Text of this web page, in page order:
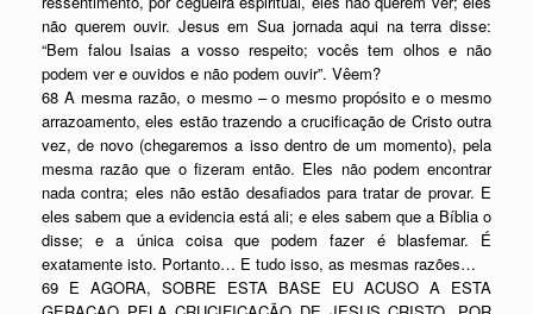
não querem ouvir. Jesus em Sua jornada aqui na terra disse:
“Bem falou Isaias a vosso respeito; vocês tem olhos e não
podem ver e ouvidos e não podem ouvir”. Vêem?
68 A mesma razão, o mesmo – o mesmo propósito e o mesmo
arrazoamento, eles estão trazendo a crucificação de Cristo outra
vez, de novo (chegaremos a isso dentro de um momento), pela
mesma razão que o fizeram então. Eles não podem encontrar
nada contra; eles não estão desafiados para tratar de provar. E
eles sabem que a evidencia está ali; e eles sabem que a Bíblia o
disse; e a única coisa que podem fazer é blasfemar. É
exatamente isto. Portanto… E tudo isso, as mesmas razões…
69 E AGORA, SOBRE ESTA BASE EU ACUSO A ESTA